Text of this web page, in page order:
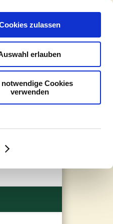
zulassen
erlauben
notwendige Cookies
verwenden
Johann
Stiftung